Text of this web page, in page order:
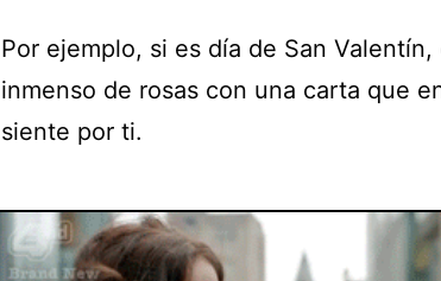
Por ejemplo, si es día de San
inmenso de rosas con una carta que
siente por ti.